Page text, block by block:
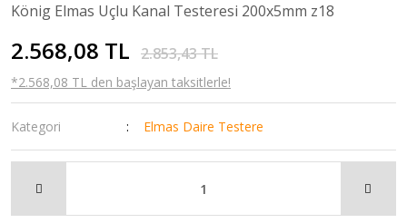
König Elmas Uçlu Kanal Testeresi 200x5mm z18
2.568,08 TL 2.853,43 TL
*2.568,08 TL den başlayan taksitlerle!
Kategori Elmas Daire Testere